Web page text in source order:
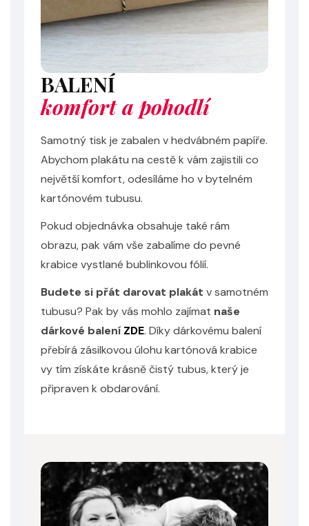
BALENÍ
komfort a pohodlí
Samotný tisk je zabalen v hedvábném papíře.
Abychom plakátu na cestě k vám zajistili co
největší komfort, odesíláme ho v bytelném
kartónovém tubusu.
Pokud objednávka obsahuje také rám
obrazu, pak vám vše zabalíme do pevné
krabice vystlané bublinkovou fólií.
Budete si přát darovat plakát v samotném
tubusu? Pak by vás mohlo zajímat naše
dárkové balení ZDE. Díky dárkovému balení
přebírá zásilkovou úlohu kartónová krabice
vy tím získáte krásně čistý tubus, který je
připraven k obdarování.
Powered by chaterimo